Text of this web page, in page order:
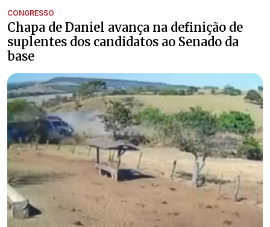
CONGRESSO
Chapa de Daniel avança na definição de
suplentes dos candidatos ao Senado da
base